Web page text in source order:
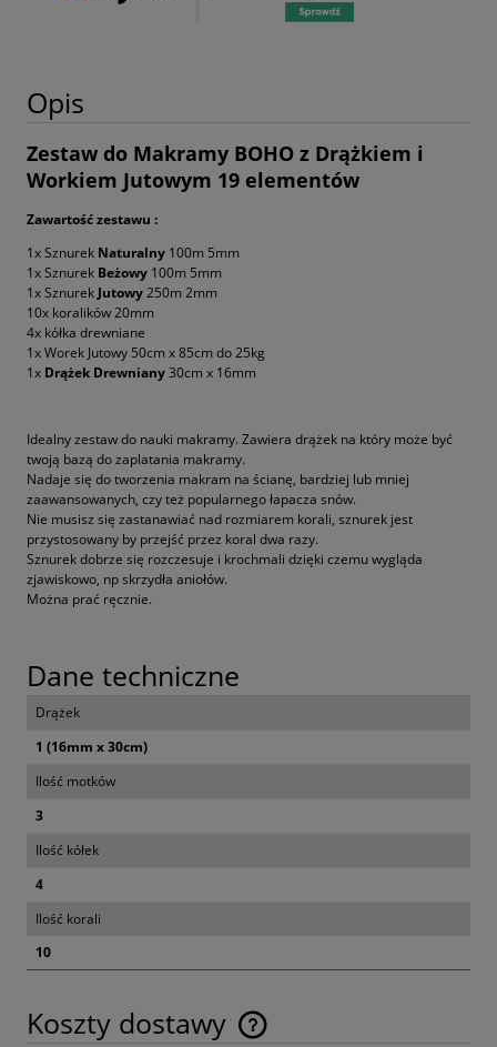
Opis
Zestaw do Makramy BOHO z Drążkiem i
Workiem Jutowym 19 elementów
Zawartość zestawu :
1x Sznurek Naturalny 100m 5mm
1x Sznurek Beżowy 100m 5mm
1x Sznurek Jutowy250m 2mm
10x koralików 20mm
4x kółka drewniane
1x Worek Jutowy 50cm x 85cm do 25kg
1x Drążek Drewniany30cm x 16mm
Idealny zestaw do nauki makramy. Zawiera drążek na który może być
twoją bazą do zaplatania makramy.
Nadaje się do tworzenia makram na ścianę, bardziej lub mniej
zaawansowanych, czy też popularnego łapacza snów.
Nie musisz się zastanawiać nad rozmiarem korali, sznurek jest
przystosowany by przejść przez koral dwa razy.
Sznurek dobrze się rozczesuje i krochmali dzięki czemu wygląda
zjawiskowo, np skrzydła aniołów.
Można prać ręcznie.
Dane techniczne
Drążek
1 (16mm x 30cm)
Ilość motków
3
Ilość kółek
4
Ilość korali
10
Koszty dostawy
Cena nie zawiera ewentualnych kosztów płatności